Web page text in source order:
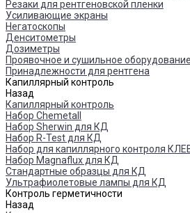
Резаки для рентгеновской пленки
Усиливающие экраны
Негатоскопы
Денситометры
Дозиметры
Проявочное и сушильное оборудование
Принадлежности для рентгена
Капиллярный контроль
Назад
Капиллярный контроль
Набор Chemetall
Набор Sherwin для КД
Набор R-Test для КД
Набор для капиллярного контроля
Набор Magnaflux для КД
Стандартные образцы для КД
Ультрафиолетовые лампы для КД
Контроль герметичности
Назад